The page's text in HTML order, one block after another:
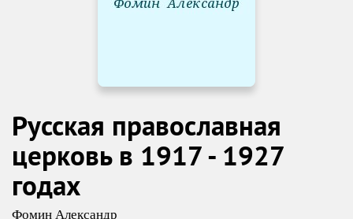
Русская православная
церковь в 1917 - 1927
годах
Фомин Александр